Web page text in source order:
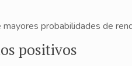
probabilidades de
positivos